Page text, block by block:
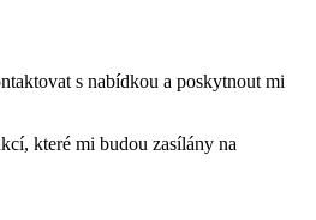
s nabídkou a poskytnout mi
které mi budou zasílány na